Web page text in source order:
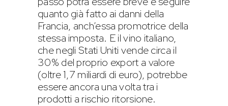
quanto già fatto ai danni della
Francia, anch’essa promotrice della
stessa imposta. E il vino italiano,
che negli Stati Uniti vende circa il
30% del proprio export a valore
(oltre 1,7 miliardi di euro), potrebbe
essere ancora una volta tra i
prodotti a rischio ritorsione.